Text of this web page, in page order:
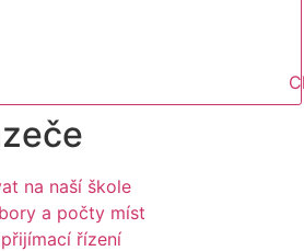
na naší škole
a počty míst
řízení